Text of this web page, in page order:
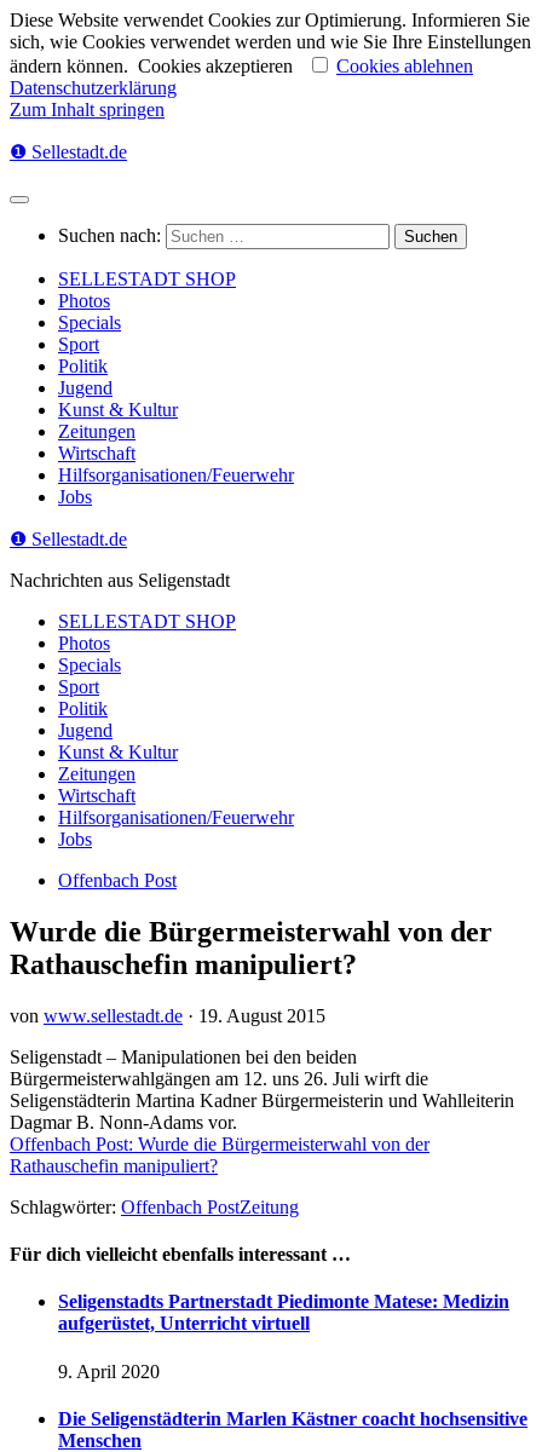
Diese Website verwendet Cookies zur Optimierung. Informieren Sie
sich, wie Cookies verwendet werden und wie Sie Ihre Einstellungen
ändern können. Cookies akzeptieren
Cookies ablehnen
Datenschutzerklärung
Zum Inhalt springen
❶ Sellestadt.de
Suchen nach:
SELLESTADT SHOP
Photos
Specials
Sport
Politik
Jugend
Kunst & Kultur
Zeitungen
Wirtschaft
Hilfsorganisationen/Feuerwehr
Jobs
❶ Sellestadt.de
Nachrichten aus Seligenstadt
SELLESTADT SHOP
Photos
Specials
Sport
Politik
Jugend
Kunst & Kultur
Zeitungen
Wirtschaft
Hilfsorganisationen/Feuerwehr
Jobs
Offenbach Post
Wurde die Bürgermeisterwahl von der
Rathauschefin manipuliert?
von www.sellestadt.de · 19. August 2015
Seligenstadt – Manipulationen bei den beiden
Bürgermeisterwahlgängen am 12. uns 26. Juli wirft die
Seligenstädterin Martina Kadner Bürgermeisterin und Wahlleiterin
Dagmar B. Nonn-Adams vor.
Offenbach Post: Wurde die Bürgermeisterwahl von der
Rathauschefin manipuliert?
Schlagwörter: Offenbach PostZeitung
Für dich vielleicht ebenfalls interessant …
Seligenstadts Partnerstadt Piedimonte Matese: Medizin
aufgerüstet, Unterricht virtuell
9. April 2020
Die Seligenstädterin Marlen Kästner coacht hochsensitive
Menschen